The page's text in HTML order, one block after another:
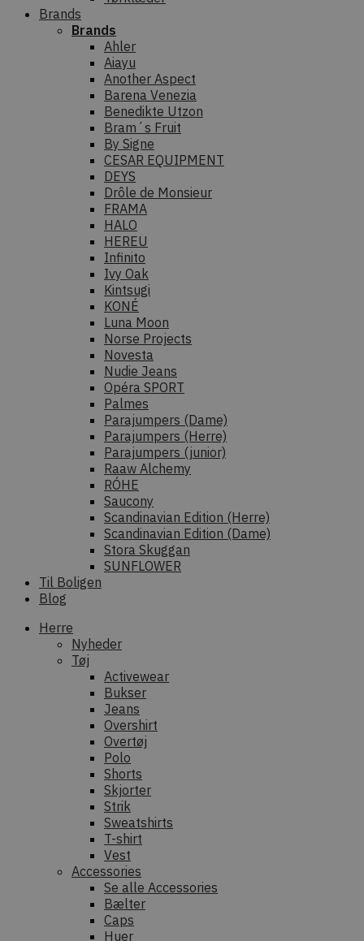
Brands
Brands
Ahler
Aiayu
Another Aspect
Barena Venezia
Benedikte Utzon
Bram´s Fruit
By Signe
CESAR EQUIPMENT
DEYS
Drôle de Monsieur
FRAMA
HALO
HEREU
Infinito
Ivy Oak
Kintsugi
KONÉ
Luna Moon
Norse Projects
Novesta
Nudie Jeans
Opéra SPORT
Palmes
Parajumpers (Dame)
Parajumpers (Herre)
Parajumpers (junior)
Raaw Alchemy
RÓHE
Saucony
Scandinavian Edition (Herre)
Scandinavian Edition (Dame)
Stora Skuggan
SUNFLOWER
Til Boligen
Blog
Herre
Nyheder
Tøj
Activewear
Bukser
Jeans
Overshirt
Overtøj
Polo
Shorts
Skjorter
Strik
Sweatshirts
T-shirt
Vest
Accessories
Se alle Accessories
Bælter
Caps
Huer